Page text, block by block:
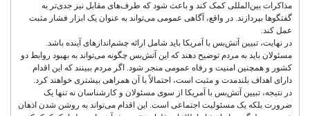
مذاکرات بین‌المللی کمک کند و باعث شود که طرف‌های مقابل نیز جدی‌تر به
گفتگوها بپردازند. در واقع، آگاهی عمومی می‌تواند به عنوان یک ابزار فشار مثبت
عمل کند.
در نهایت، تبیین آتش‌بس با آمریکا باید شامل ارائه چشم‌اندازهای آینده باشد.
مسئولان باید به مردم توضیح دهند که این آتش‌بس چگونه می‌تواند به بهبود روابط دو
کشور و همچنین امنیت و رفاه عمومی منجر شود. اگر مردم ببینند که این اقدام
دارای اهداف بلندمدت و مثبت است، احتمالاً با آن همراهی بیشتری خواهند کرد.
در نتیجه، تبیین آتش‌بس با آمریکا از سوی مسئولان و کارشناسان نه تنها یک
ضرورت بلکه یک مسئولیت اجتماعی است. این اقدام می‌تواند به روشن شدن اذهان